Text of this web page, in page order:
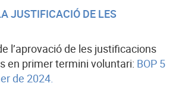
JUSTIFICACIÓ DE LES
l’aprovació de les justificacions
en primer termini voluntari: BOP 5
de 2024.